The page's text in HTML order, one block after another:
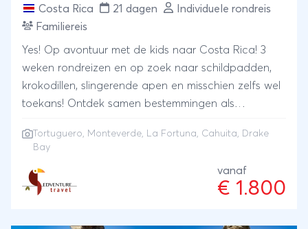
economische hart van het land. Kortom een
gevarieerde reis die u een compleet beeld geeft van
Marokko.
Costa Rica 21 dagen
Individuele rondreis
Familiereis
Yes! Op avontuur met de kids naar Costa Rica! 3
weken rondreizen en op zoek naar schildpadden,
krokodillen, slingerende apen en misschien zelfs wel
toekans! Ontdek samen bestemmingen als
Drake Bay.
Tortuguero, Monteverde, La Fortuna, Cahuita, Drake
Bay
vanaf
€ 1.800